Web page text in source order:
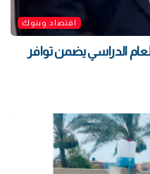
اقتصاد وبنوك
الدراسي يضمن توافر